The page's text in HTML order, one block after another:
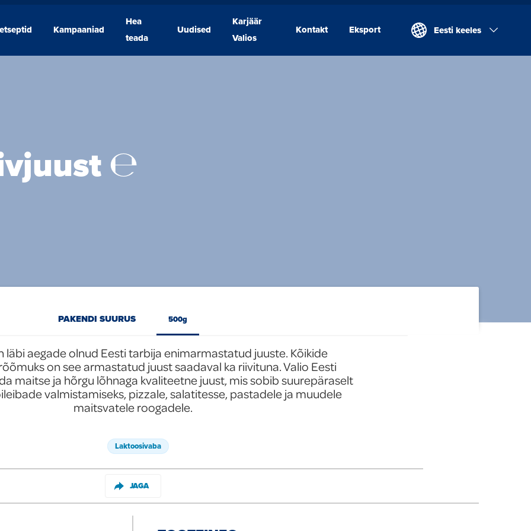
Kampaaniad
Hea
teada
Uudised
Karjäär
Valios
Kontakt Eksport Eesti keeles
Kampaaniad
teada
Uudised
Karjäär
Valios
Kontakt
Valio Eesti AS
Eksport
℮
PAKENDI SUURUS 500g
läbi aegade olnud Eesti tarbija enimarmastatud juuste. Kõikide
on see armastatud juust saadaval ka riivituna. Valio Eesti
maitse ja hõrgu lõhnaga kvaliteetne juust, mis sobib suurepäraselt
valmistamiseks, pizzale, salatitesse, pastadele ja muudele
Laktoosivaba
JAGA